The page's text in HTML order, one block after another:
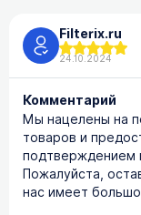
Filterix.ru
24.10.2024
Комментарий
Мы нацелены на
товаров и
подтверждением
Пожалуйста,
нас имеет